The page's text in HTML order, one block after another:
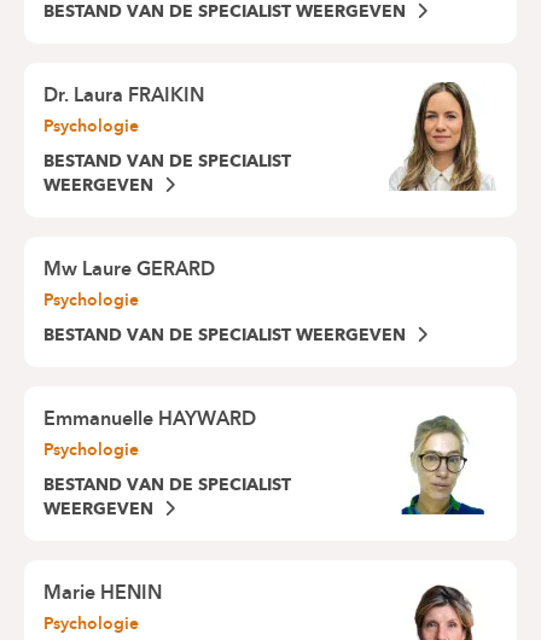
BESTAND VAN DE SPECIALIST WEERGEVEN
Dr.Laura FRAIKIN
Psychologie
BESTAND VAN DE SPECIALIST
WEERGEVEN
MwLaure GERARD
Psychologie
BESTAND VAN DE SPECIALIST WEERGEVEN
Emmanuelle HAYWARD
Psychologie
BESTAND VAN DE SPECIALIST
WEERGEVEN
Marie HENIN
Psychologie